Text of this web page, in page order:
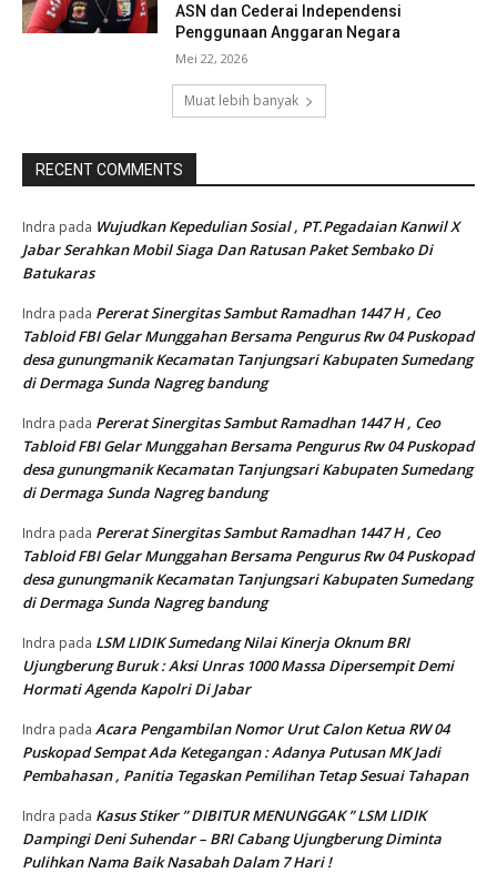
ASN dan Cederai Independensi
Penggunaan Anggaran Negara
Mei 22, 2026
Muat lebih banyak
RECENT COMMENTS
Indra pada Wujudkan Kepedulian Sosial , PT.Pegadaian Kanwil X
Jabar Serahkan Mobil Siaga Dan Ratusan Paket Sembako Di
Batukaras
Indra pada Pererat Sinergitas Sambut Ramadhan 1447 H , Ceo
Tabloid FBI Gelar Munggahan Bersama Pengurus Rw 04 Puskopad
desa gunungmanik Kecamatan Tanjungsari Kabupaten Sumedang
di Dermaga Sunda Nagreg bandung
Indra pada Pererat Sinergitas Sambut Ramadhan 1447 H , Ceo
Tabloid FBI Gelar Munggahan Bersama Pengurus Rw 04 Puskopad
desa gunungmanik Kecamatan Tanjungsari Kabupaten Sumedang
di Dermaga Sunda Nagreg bandung
Indra pada Pererat Sinergitas Sambut Ramadhan 1447 H , Ceo
Tabloid FBI Gelar Munggahan Bersama Pengurus Rw 04 Puskopad
desa gunungmanik Kecamatan Tanjungsari Kabupaten Sumedang
di Dermaga Sunda Nagreg bandung
Indra pada LSM LIDIK Sumedang Nilai Kinerja Oknum BRI
Ujungberung Buruk : Aksi Unras 1000 Massa Dipersempit Demi
Hormati Agenda Kapolri Di Jabar
Indra pada Acara Pengambilan Nomor Urut Calon Ketua RW 04
Puskopad Sempat Ada Ketegangan : Adanya Putusan MK Jadi
Pembahasan , Panitia Tegaskan Pemilihan Tetap Sesuai Tahapan
Indra pada Kasus Stiker ” DIBITUR MENUNGGAK ” LSM LIDIK
Dampingi Deni Suhendar – BRI Cabang Ujungberung Diminta
Pulihkan Nama Baik Nasabah Dalam 7 Hari !